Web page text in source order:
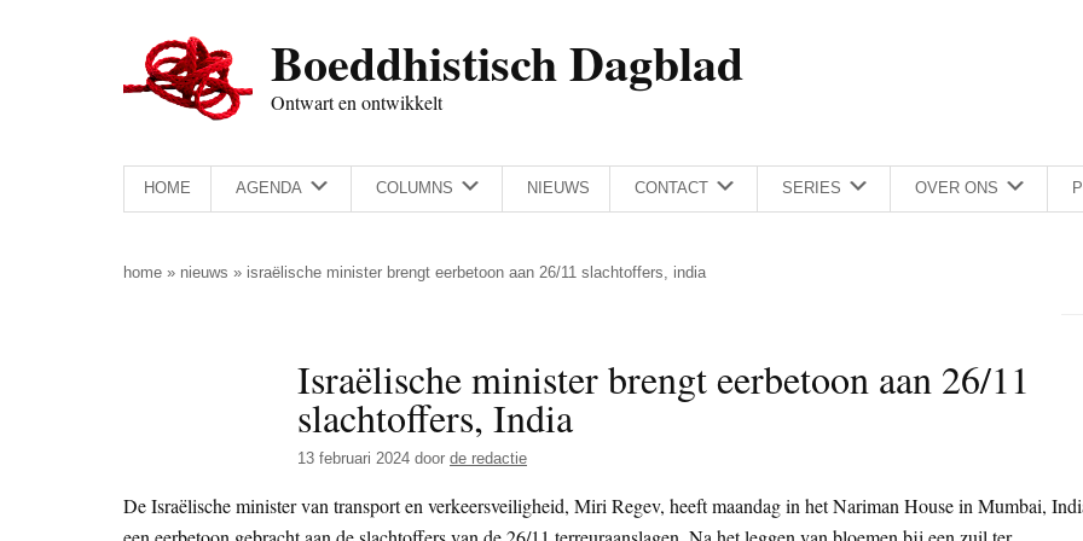
Boeddhistisch Dagblad
Ontwart en ontwikkelt
HOME AGENDA COLUMNS NIEUWS CONTACT SERIES OVER ONS
home » nieuws » israëlische minister brengt eerbetoon aan 26/11 slachtoffers, india
Israëlische minister brengt eerbetoon aan 26/11
slachtoffers, India
13 februari 2024 door de redactie
De Israëlische minister van transport en verkeersveiligheid, Miri Regev, heeft maandag in het Nariman House in Mumbai,